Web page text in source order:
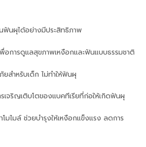
นผุได้อย่างมีประสิทธิภาพ
อการดูแลสุขภาพเหงือกและฟันแบบธรรมชาติ
สำหรับเด็ก ไม่ทำให้ฟันผุ
จริญเติบโตของแบคทีเรียที่ก่อให้เกิดฟันผุ
มไมล์ ช่วยบำรุงให้เหงือกแข็งแรง ลดการ